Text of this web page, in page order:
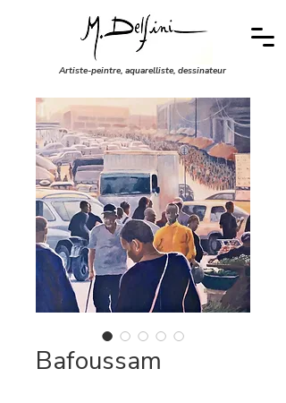
Artiste-peintre, aquarelliste, dessinateur
Bafoussam